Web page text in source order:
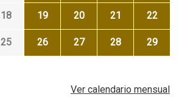
18 19 20 21 22
25 26 27 28 29
Ver calendario mensual